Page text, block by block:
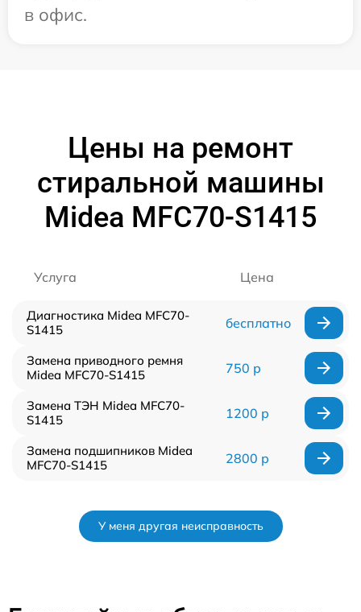
в офис.
Цены на ремонт
стиральной машины
Midea MFС70-S1415
Услуга Цена
Диагностика Midea MFС70-
S1415
бесплатно
Замена приводного ремня
Midea MFС70-S1415
750 р
Замена ТЭН Midea MFС70-
S1415
1200 р
Замена подшипников Midea
MFС70-S1415
2800 р
У меня другая неисправность